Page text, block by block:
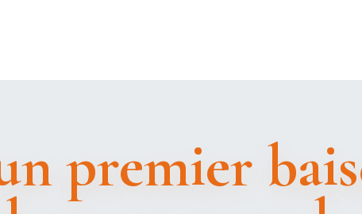
premier